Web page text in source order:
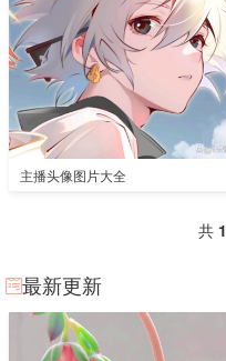
主播头像图片大全
共 1
最新更新